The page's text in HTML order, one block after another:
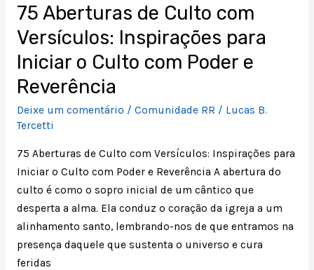
75 Aberturas de Culto com
Versículos: Inspirações para
Iniciar o Culto com Poder e
Reverência
Deixe um comentário / Comunidade RR / Lucas B.
Tercetti
75 Aberturas de Culto com Versículos: Inspirações para
Iniciar o Culto com Poder e Reverência A abertura do
culto é como o sopro inicial de um cântico que
desperta a alma. Ela conduz o coração da igreja a um
alinhamento santo, lembrando-nos de que entramos na
presença daquele que sustenta o universo e cura
feridas